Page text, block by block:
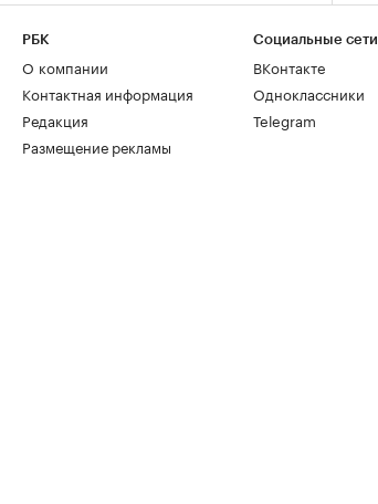
РБК
О компании
Контактная информация
Редакция
Размещение рекламы
Социальные сети
ВКонтакте
Одноклассники
Telegram